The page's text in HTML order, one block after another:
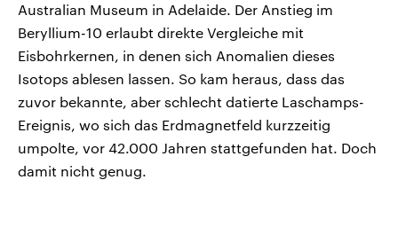
Australian Museum in Adelaide. Der Anstieg im
Beryllium-10 erlaubt direkte Vergleiche mit
Eisbohrkernen, in denen sich Anomalien dieses
Isotops ablesen lassen. So kam heraus, dass das
zuvor bekannte, aber schlecht datierte Laschamps-
Ereignis, wo sich das Erdmagnetfeld kurzzeitig
umpolte, vor 42.000 Jahren stattgefunden hat. Doch
damit nicht genug.